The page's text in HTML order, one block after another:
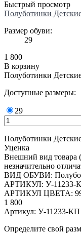
Быстрый просмотр
Полуботинки
Размер обуви:
29
1 800
В корзину
Полуботинки
Доступные размеры:
29
Полуботинки
Уценка
Внешний вид товара
незначительно
ВИД ОБУВИ:
АРТИКУЛ: У-11233-
АРТИКУЛ ЦВЕТА:
1 800
Артикул: У-11233-КП
Определите свой